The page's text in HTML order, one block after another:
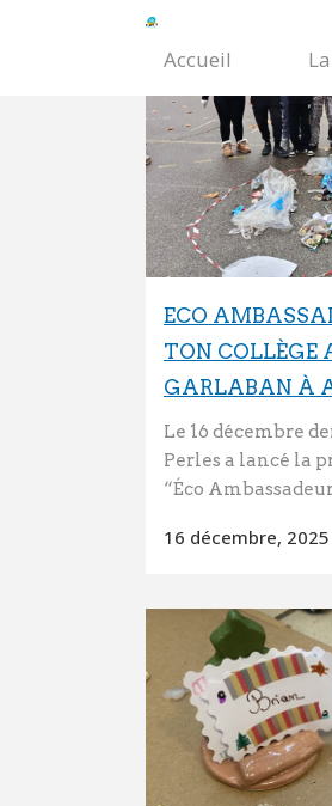
Accueil
ECO
TON COLLÈGE
GARLABAN À
Le 16 décembre
Perles a lancé la
“Éco
16 décembre, 2025